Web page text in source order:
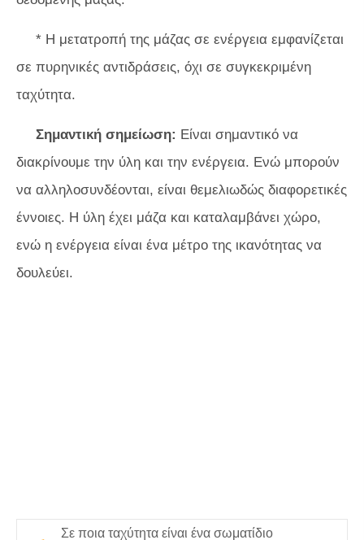
* Η μετατροπή της μάζας σε ενέργεια εμφανίζεται
σε πυρηνικές αντιδράσεις, όχι σε συγκεκριμένη
ταχύτητα.
Σημαντική σημείωση: Είναι σημαντικό να
διακρίνουμε την ύλη και την ενέργεια. Ενώ μπορούν
να αλληλοσυνδέονται, είναι θεμελιωδώς διαφορετικές
έννοιες. Η ύλη έχει μάζα και καταλαμβάνει χώρο,
ενώ η ενέργεια είναι ένα μέτρο της ικανότητας να
δουλεύει.
Σε ποια ταχύτητα είναι ένα σωματίδιο